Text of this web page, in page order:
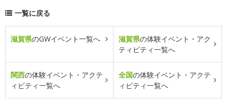
一覧に戻る
滋賀県のGWイベント一覧へ 滋賀県の体験イベント・アク
ティビティ一覧へ
関西の体験イベント・アクテ
ィビティ一覧へ
全国の体験イベント・アクテ
ィビティ一覧へ